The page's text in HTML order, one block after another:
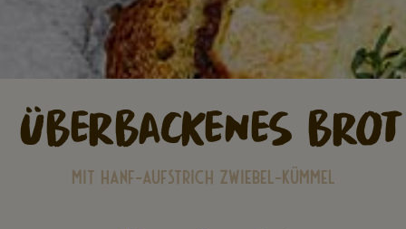
überbackenes brot
Mit Hanf-aufstrich zwiebel-kümmel